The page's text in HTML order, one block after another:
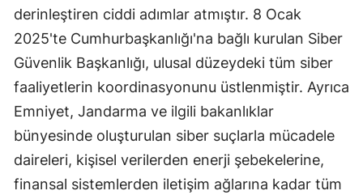
Kastamonu
Kayseri
Kırklareli
Kırşehir
Kocaeli
Konya
derinleştiren ciddi adımlar atmıştır. 8 Ocak
2025'te Cumhurbaşkanlığı'na bağlı kurulan Siber
Güvenlik Başkanlığı, ulusal düzeydeki tüm siber
faaliyetlerin koordinasyonunu üstlenmiştir. Ayrıca
Emniyet, Jandarma ve ilgili bakanlıklar
bünyesinde oluşturulan siber suçlarla mücadele
daireleri, kişisel verilerden enerji şebekelerine,
finansal sistemlerden iletişim ağlarına kadar tüm